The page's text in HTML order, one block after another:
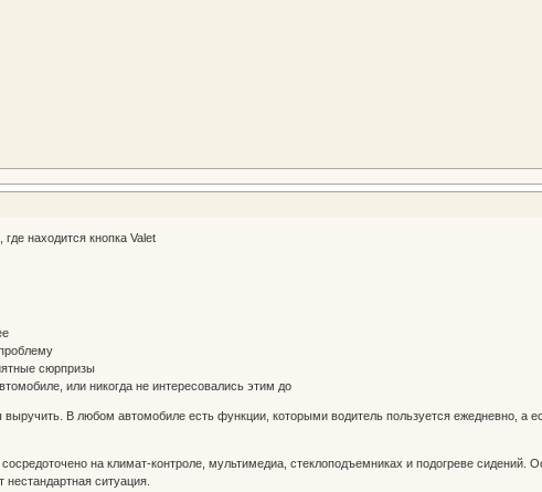
находится кнопка Valet
сюрпризы
или никогда не интересовались этим до
В любом автомобиле есть функции, которыми водитель пользуется ежедневно, а
на климат-контроле, мультимедиа, стеклоподъемниках и подогреве сидений.
нестандартная ситуация.